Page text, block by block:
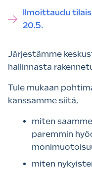
Ilmoittaudu
20.5.
Järjestämme
hallinnasta
Tule mukaan
kanssamme siitä,
miten
paremmin
miten